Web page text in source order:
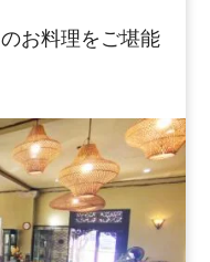
お料理をご堪能